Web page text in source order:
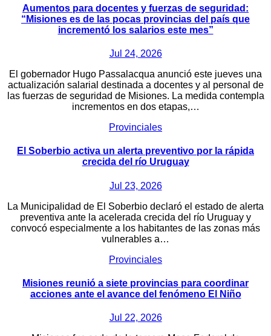
Aumentos para docentes y fuerzas de seguridad:
“Misiones es de las pocas provincias del país que
incrementó los salarios este mes”
Jul 24, 2026
El gobernador Hugo Passalacqua anunció este jueves una
actualización salarial destinada a docentes y al personal de
las fuerzas de seguridad de Misiones. La medida contempla
incrementos en dos etapas,…
Provinciales
El Soberbio activa un alerta preventivo por la rápida
crecida del río Uruguay
Jul 23, 2026
La Municipalidad de El Soberbio declaró el estado de alerta
preventiva ante la acelerada crecida del río Uruguay y
convocó especialmente a los habitantes de las zonas más
vulnerables a…
Provinciales
Misiones reunió a siete provincias para coordinar
acciones ante el avance del fenómeno El Niño
Jul 22, 2026